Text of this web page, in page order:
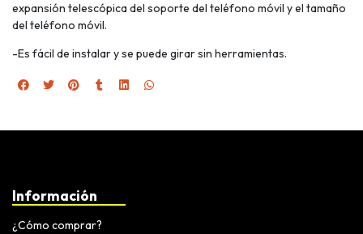
expansión telescópica del soporte del teléfono móvil y el tamaño
del teléfono móvil.
-Es fácil de instalar y se puede girar sin herramientas.
Información
¿Cómo comprar?